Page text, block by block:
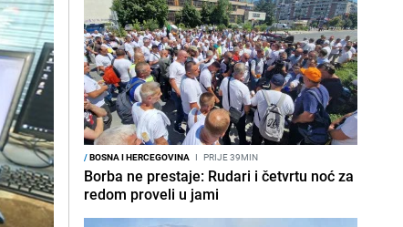
/BOSNA I HERCEGOVINA I PRIJE 39MIN
Borba ne prestaje: Rudari i četvrtu noć za
redom proveli u jami